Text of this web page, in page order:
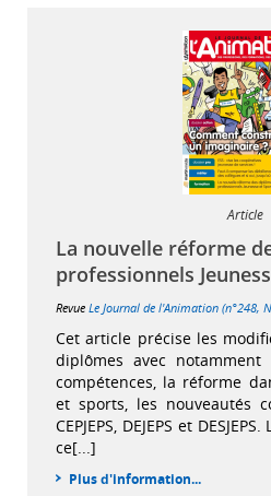
Article
La nouvelle réforme
professionnels
Revue Le Journal de l'Animation (n°248,
Cet article précise les
diplômes avec
compétences, la réforme
et sports, les nouveautés
CEPJEPS, DEJEPS et
ce[...]
Plus d'information...